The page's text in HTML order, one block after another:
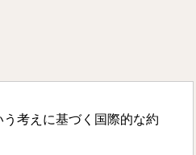
考えに基づく国際的な約